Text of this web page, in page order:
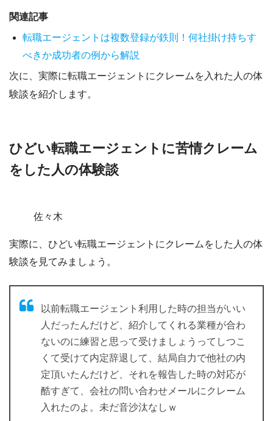
関連記事
転職エージェントは複数登録が鉄則！何社掛け持ちす
べきか成功者の例から解説
次に、実際に転職エージェントにクレームを入れた人の体
験談を紹介します。
ひどい転職エージェントに苦情クレーム
をした人の体験談
佐々木
実際に、ひどい転職エージェントにクレームをした人の体
験談を見てみましょう。
以前転職エージェント利用した時の担当がいい
人だったんだけど、紹介してくれる業種が合わ
ないのに練習と思って受けましょうってしつこ
くて受けて内定辞退して、結局自力で他社の内
定頂いたんだけど、それを報告した時の対応が
酷すぎて、会社の問い合わせメールにクレーム
入れたのよ。未だ音沙汰なしｗ